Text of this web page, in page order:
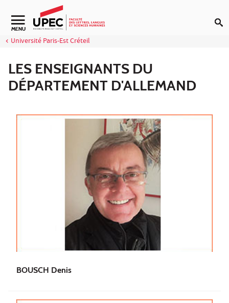
Aller au contenu
Navigation secondaire
MENU
Université Paris-Est Créteil
LES ENSEIGNANTS DU
DÉPARTEMENT D'ALLEMAND
BOUSCH Denis